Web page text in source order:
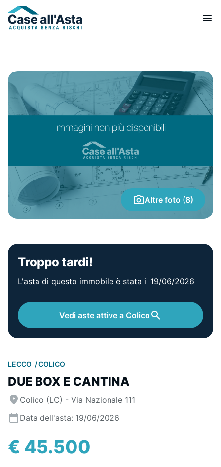
Altre foto (8)
Troppo tardi!
L'asta di questo immobile è stata il 19/06/2026
Vedi aste attive a Colico
LECCO COLICO
DUE BOX E CANTINA
Colico (LC) - Via Nazionale 111
Data dell'asta: 19/06/2026
€ 45.500